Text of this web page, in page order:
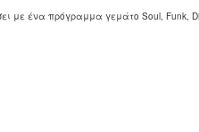
με ένα πρόγραμμα γεμάτο Soul, Funk,